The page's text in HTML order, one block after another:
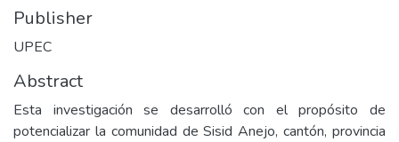
Publisher
UPEC
Abstract
Esta investigación se desarrolló con el propósito de
potencializar la comunidad de Sisid Anejo, cantón, provincia